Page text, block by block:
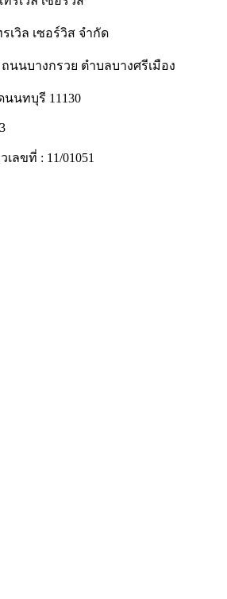
เวิล เซอร์วิส จำกัด
นนบางกรวย ตำบลบางศรีเมือง
นนทบุรี 11130
ลขที่ : 11/01051